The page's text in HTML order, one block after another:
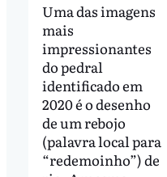
Uma das imagens
mais
impressionantes
do pedral
identificado em
2020 é o desenho
de um rebojo
(palavra local para
“redemoinho”) de